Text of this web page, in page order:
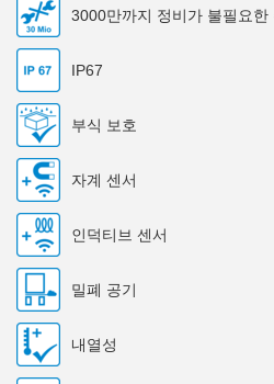
3000만까지 정비가 불필요한
IP67
부식 보호
자계 센서
인덕티브 센서
밀폐 공기
내열성